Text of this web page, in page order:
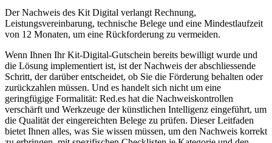
Der Nachweis des Kit Digital verlangt Rechnung,
Leistungsvereinbarung, technische Belege und eine Mindestlaufzeit
von 12 Monaten, um eine Rückforderung zu vermeiden.
Wenn Ihnen Ihr Kit-Digital-Gutschein bereits bewilligt wurde und
die Lösung implementiert ist, ist der Nachweis der abschliessende
Schritt, der darüber entscheidet, ob Sie die Förderung behalten oder
zurückzahlen müssen. Und es handelt sich nicht um eine
geringfügige Formalität: Red.es hat die Nachweiskontrollen
verschärft und Werkzeuge der künstlichen Intelligenz eingeführt, um
die Qualität der eingereichten Belege zu prüfen. Dieser Leitfaden
bietet Ihnen alles, was Sie wissen müssen, um den Nachweis korrekt